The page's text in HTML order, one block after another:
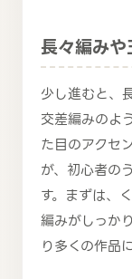
長々編み
少し進むと、
交差編みのよ
た目のアクセ
が、初心者の
す。まずは、
編みがしっか
り多くの作品